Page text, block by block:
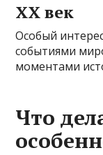
XX век
Особый
событиями
моментами
Что